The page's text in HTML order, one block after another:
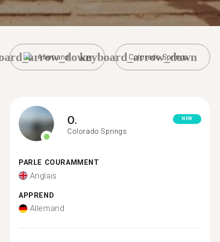
Allemand Colorado Springs
keyboard_arrow_down
O.
Colorado Springs
NEW
PARLE COURAMMENT
Anglais
APPREND
Allemand